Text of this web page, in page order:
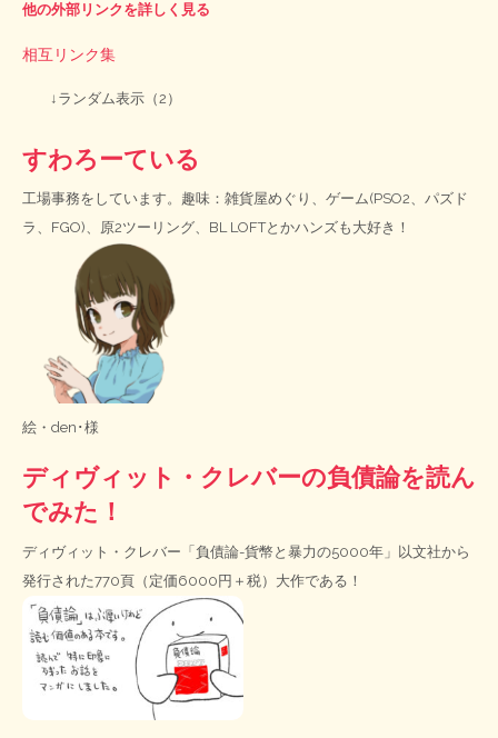
他の外部リンクを詳しく見る
相互リンク集
↓ランダム表示（2）
すわろーている
工場事務をしています。趣味：雑貨屋めぐり、ゲーム(PSO2、パズド
ラ、FGO)、原2ツーリング、BL LOFTとかハンズも大好き！
絵・ den･様
ディヴィット・クレバーの負債論を読ん
でみた！
ディヴィット・クレバー「負債論-貨幣と暴力の5000年」以文社から
発行された770頁（定価6000円＋税）大作である！